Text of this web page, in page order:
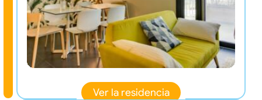
Ver la residencia